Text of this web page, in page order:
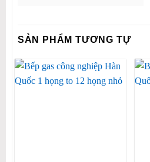
SẢN PHẨM TƯƠNG TỰ